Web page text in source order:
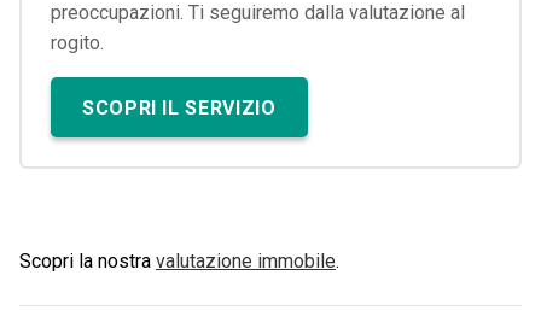
preoccupazioni. Ti seguiremo dalla valutazione al
rogito.
SCOPRI IL SERVIZIO
Scopri la nostra valutazione immobile.